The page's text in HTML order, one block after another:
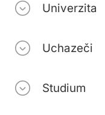
Univerzita
Uchazeči
Studium